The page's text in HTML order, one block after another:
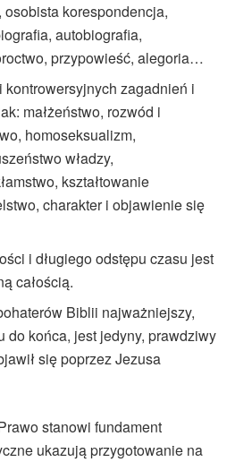
osobista korespondencja,
autobiografia,
przypowieść, alegoria…
kontrowersyjnych zagadnień i
małżeństwo, rozwód i
homoseksualizm,
władzy,
kształtowanie
charakter i objawienie się
i długiego odstępu czasu jest
całością.
Biblii najważniejszy,
do końca, jest jedyny, prawdziwy
się poprzez Jezusa
stanowi fundament
ukazują przygotowanie na